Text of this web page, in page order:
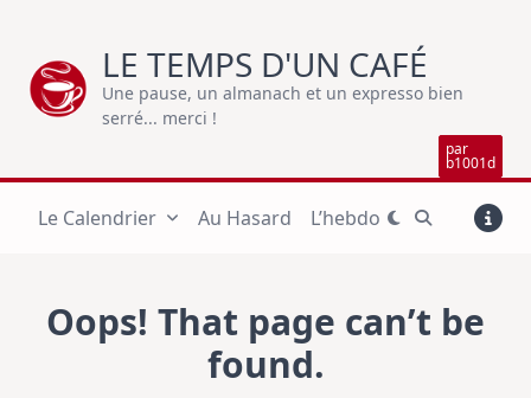
content
LE TEMPS D'UN CAFÉ
Une pause, un almanach et un expresso bien
serré... merci !
par
b1001d
Le Calendrier Au Hasard L’hebdo
Oops! That page can’t be
found.